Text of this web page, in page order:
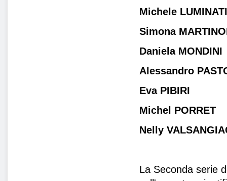
Michele LUMINATI
Simona
Daniela MONDINI
Alessandro
Eva PIBIRI
Michel PORRET
Nelly
La Seconda serie